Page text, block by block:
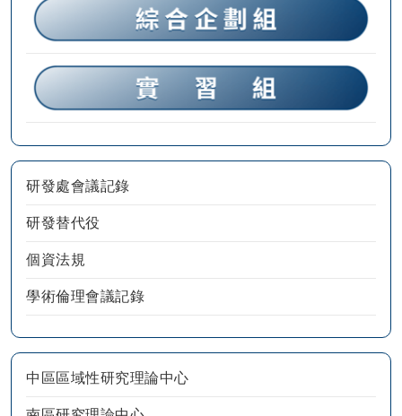
研發處會議記錄
研發替代役
個資法規
學術倫理會議記錄
中區區域性研究理論中心